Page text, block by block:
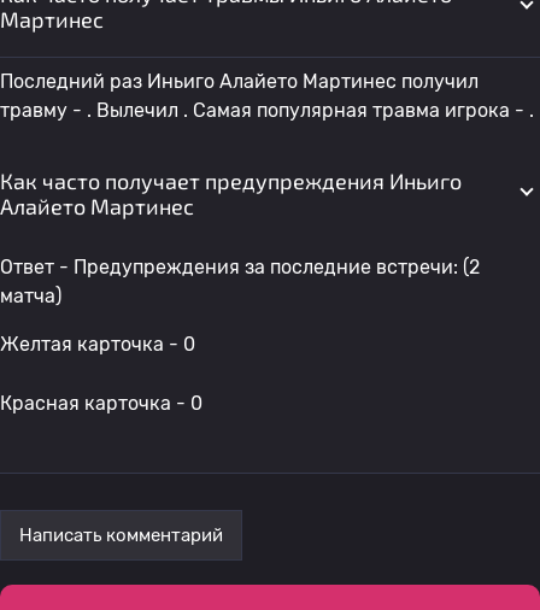
Мартинес
Последний раз Иньиго Алайето Мартинес получил
травму - . Вылечил . Самая популярная травма игрока - .
Как часто получает предупреждения Иньиго
Алайето Мартинес
Ответ - Предупреждения за последние встречи: (2
матча)
Желтая карточка - 0
Красная карточка - 0
Написать комментарий